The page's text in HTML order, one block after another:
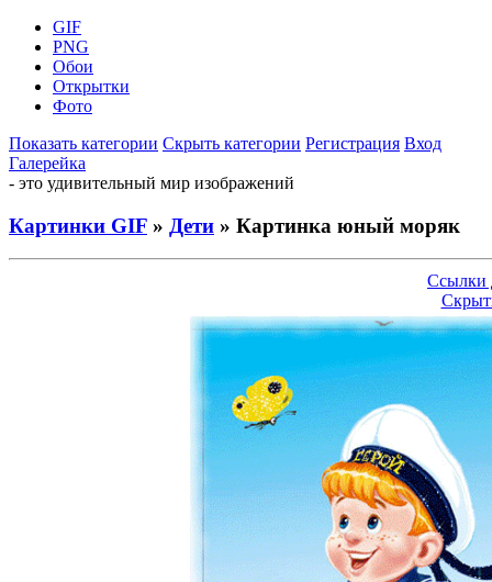
GIF
PNG
Обои
Открытки
Фото
Показать категории Скрыть категории Регистрация Вход
Галерейка
- это удивительный мир изображений
Картинки GIF » Дети » Картинка юный моряк
Ссылки